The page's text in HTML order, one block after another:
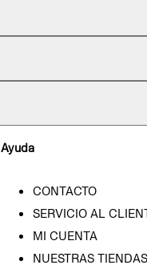
Ayuda
CONTACTO
SERVICIO AL
MI CUENTA
NUESTRAS TIENDAS